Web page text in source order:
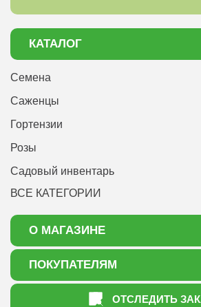
КАТАЛОГ
Семена
Саженцы
Гортензии
Розы
Садовый инвентарь
ВСЕ КАТЕГОРИИ
О МАГАЗИНЕ
О нас
Акции
ПОКУПАТЕЛЯМ
Как оформить заказ
ОТСЛЕДИТЬ